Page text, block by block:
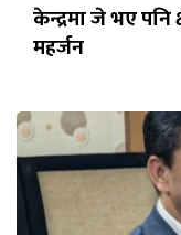
केन्द्रमा जे भए पनि
महर्जन